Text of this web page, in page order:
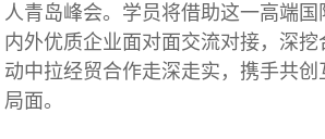
人青岛峰会。学员将借助这一高端国
内外优质企业面对面交流对接，深
动中拉经贸合作走深走实，携手共
局面。